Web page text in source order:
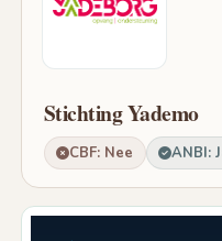
Stichting Yademo
CBF: Nee ANBI: